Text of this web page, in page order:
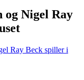
og Nigel Ray
Ray Beck spiller i